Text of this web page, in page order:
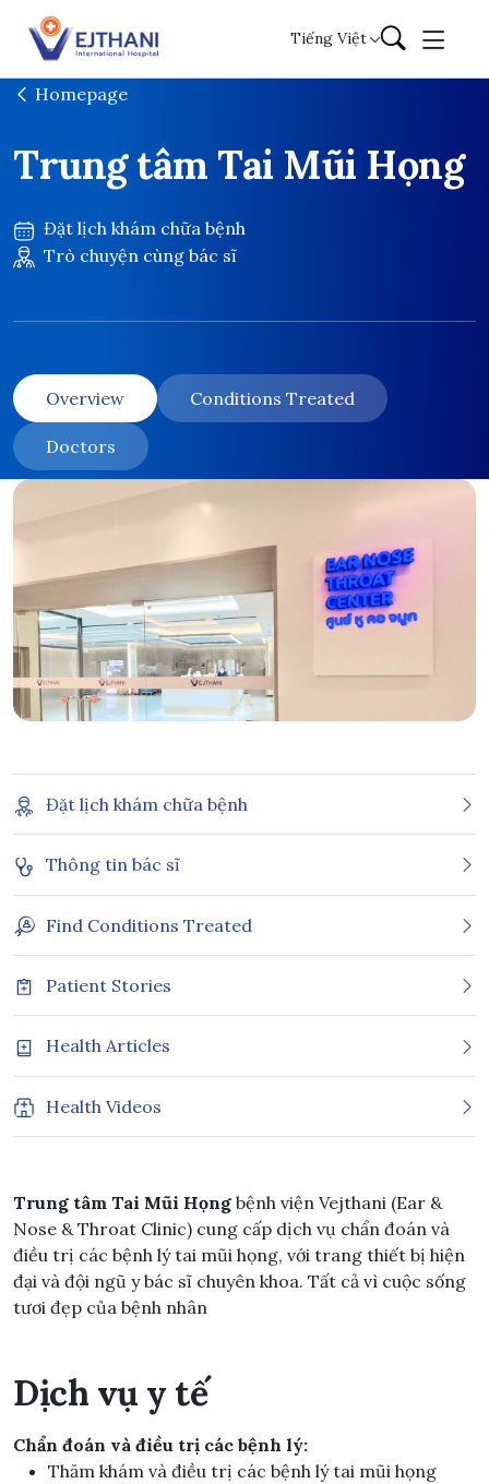
Skip to content
Tiếng Việt
Homepage
Trung tâm Tai Mũi Họng
Đặt lịch khám chữa bệnh
Trò chuyện cùng bác sĩ
Overview Conditions Treated
Doctors
Đặt lịch khám chữa bệnh
Thông tin bác sĩ
Find Conditions Treated
Patient Stories
Health Articles
Health Videos
Trung tâm Tai Mũi Họng bệnh viện Vejthani (Ear &
Nose & Throat Clinic) cung cấp dịch vụ chẩn đoán và
điều trị các bệnh lý tai mũi họng, với trang thiết bị hiện
đại và đội ngũ y bác sĩ chuyên khoa. Tất cả vì cuộc sống
tươi đẹp của bệnh nhân
Dịch vụ y tế
Chẩn đoán và điều trị các bệnh lý:
Thăm khám và điều trị các bệnh lý tai mũi họng